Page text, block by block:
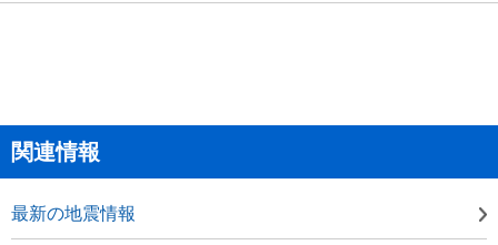
関連情報
最新の地震情報